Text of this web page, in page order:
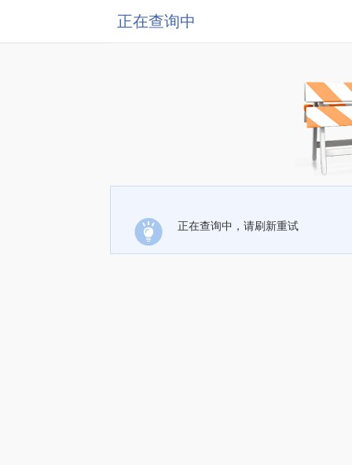
正在查询中
正在查询中，请刷新重试